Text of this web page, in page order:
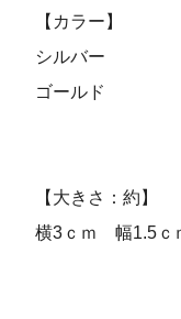
【カラー】
シルバー
ゴールド
【大きさ：約】
横3ｃｍ 幅1.5ｃ